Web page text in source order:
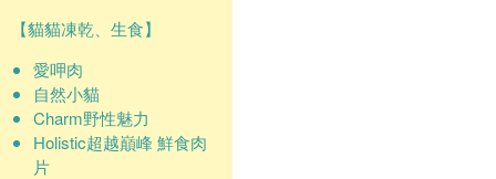
【貓貓凍乾、生食】
愛呷肉
自然小貓
Charm野性魅力
Holistic超越巔峰 鮮食肉
片